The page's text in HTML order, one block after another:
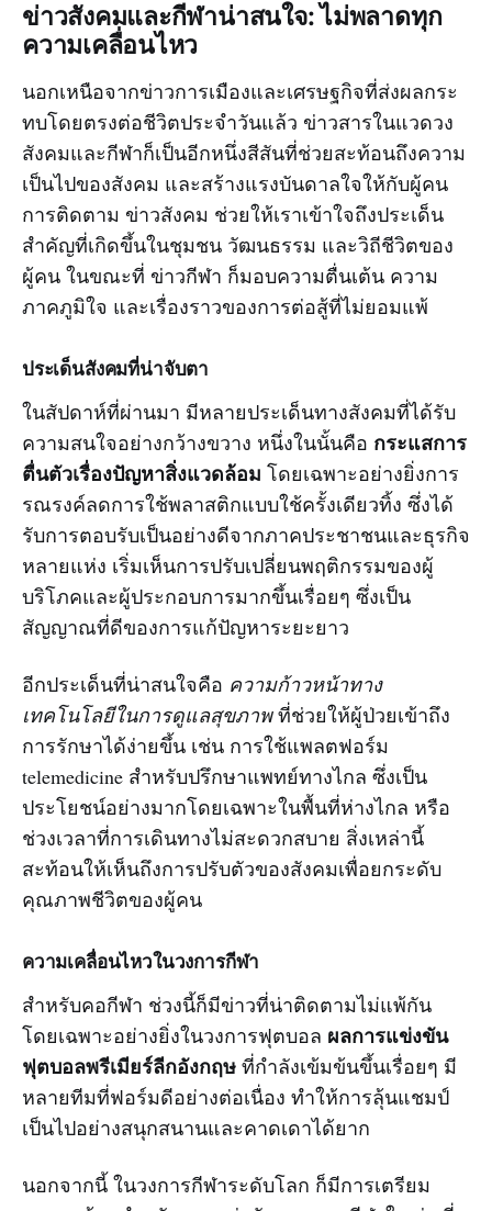
ข่าวสังคมและกีฬาน่าสนใจ: ไม่พลาดทุก
ความเคลื่อนไหว
นอกเหนือจากข่าวการเมืองและเศรษฐกิจที่ส่งผลกระ
ทบโดยตรงต่อชีวิตประจำวันแล้ว ข่าวสารในแวดวง
สังคมและกีฬาก็เป็นอีกหนึ่งสีสันที่ช่วยสะท้อนถึงความ
เป็นไปของสังคม และสร้างแรงบันดาลใจให้กับผู้คน
การติดตาม ข่าวสังคม ช่วยให้เราเข้าใจถึงประเด็น
สำคัญที่เกิดขึ้นในชุมชน วัฒนธรรม และวิถีชีวิตของ
ผู้คน ในขณะที่ ข่าวกีฬา ก็มอบความตื่นเต้น ความ
ภาคภูมิใจ และเรื่องราวของการต่อสู้ที่ไม่ยอมแพ้
ประเด็นสังคมที่น่าจับตา
ในสัปดาห์ที่ผ่านมา มีหลายประเด็นทางสังคมที่ได้รับ
ความสนใจอย่างกว้างขวาง หนึ่งในนั้นคือ กระแสการ
ตื่นตัวเรื่องปัญหาสิ่งแวดล้อม โดยเฉพาะอย่างยิ่งการ
รณรงค์ลดการใช้พลาสติกแบบใช้ครั้งเดียวทิ้ง ซึ่งได้
รับการตอบรับเป็นอย่างดีจากภาคประชาชนและธุรกิจ
หลายแห่ง เริ่มเห็นการปรับเปลี่ยนพฤติกรรมของผู้
บริโภคและผู้ประกอบการมากขึ้นเรื่อยๆ ซึ่งเป็น
สัญญาณที่ดีของการแก้ปัญหาระยะยาว
อีกประเด็นที่น่าสนใจคือ ความก้าวหน้าทาง
เทคโนโลยีในการดูแลสุขภาพที่ช่วยให้ผู้ป่วยเข้าถึง
การรักษาได้ง่ายขึ้น เช่น การใช้แพลตฟอร์ม
telemedicine สำหรับปรึกษาแพทย์ทางไกล ซึ่งเป็น
ประโยชน์อย่างมากโดยเฉพาะในพื้นที่ห่างไกล หรือ
ช่วงเวลาที่การเดินทางไม่สะดวกสบาย สิ่งเหล่านี้
สะท้อนให้เห็นถึงการปรับตัวของสังคมเพื่อยกระดับ
คุณภาพชีวิตของผู้คน
ความเคลื่อนไหวในวงการกีฬา
สำหรับคอกีฬา ช่วงนี้ก็มีข่าวที่น่าติดตามไม่แพ้กัน
โดยเฉพาะอย่างยิ่งในวงการฟุตบอล ผลการแข่งขัน
ฟุตบอลพรีเมียร์ลีกอังกฤษ ที่กำลังเข้มข้นขึ้นเรื่อยๆ มี
หลายทีมที่ฟอร์มดีอย่างต่อเนื่อง ทำให้การลุ้นแชมป์
เป็นไปอย่างสนุกสนานและคาดเดาได้ยาก
นอกจากนี้ ในวงการกีฬาระดับโลก ก็มีการเตรียม